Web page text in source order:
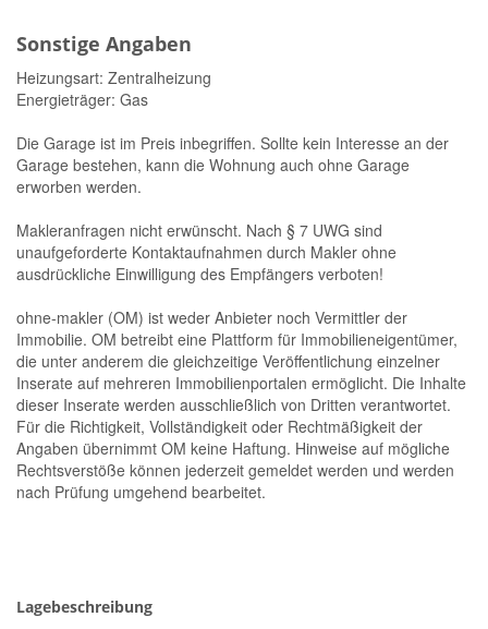
Sonstige Angaben
Heizungsart: Zentralheizung
Energieträger: Gas
Die Garage ist im Preis inbegriffen. Sollte kein Interesse an der
Garage bestehen, kann die Wohnung auch ohne Garage
erworben werden.
Makleranfragen nicht erwünscht. Nach § 7 UWG sind
unaufgeforderte Kontaktaufnahmen durch Makler ohne
ausdrückliche Einwilligung des Empfängers verboten!
ohne-makler (OM) ist weder Anbieter noch Vermittler der
Immobilie. OM betreibt eine Plattform für Immobilieneigentümer,
die unter anderem die gleichzeitige Veröffentlichung einzelner
Inserate auf mehreren Immobilienportalen ermöglicht. Die Inhalte
dieser Inserate werden ausschließlich von Dritten verantwortet.
Für die Richtigkeit, Vollständigkeit oder Rechtmäßigkeit der
Angaben übernimmt OM keine Haftung. Hinweise auf mögliche
Rechtsverstöße können jederzeit gemeldet werden und werden
nach Prüfung umgehend bearbeitet.
Lagebeschreibung